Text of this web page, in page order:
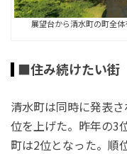
展望台から清水町の町全
■住み続けたい街
清水町は同時に発表
位を上げた。昨年の3
町は2位となった。順